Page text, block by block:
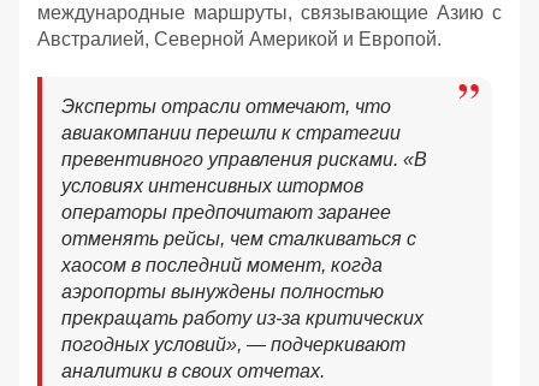
международные маршруты, связывающие Азию с
Австралией, Северной Америкой и Европой.
Эксперты отрасли отмечают, что
авиакомпании перешли к стратегии
превентивного управления рисками. «В
условиях интенсивных штормов
операторы предпочитают заранее
отменять рейсы, чем сталкиваться с
хаосом в последний момент, когда
аэропорты вынуждены полностью
прекращать работу из-за критических
погодных условий», — подчеркивают
аналитики в своих отчетах.